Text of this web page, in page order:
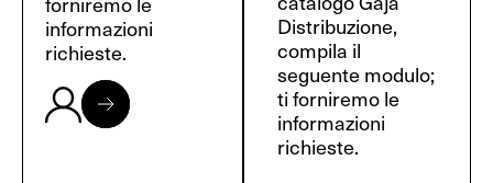
informazioni
richieste.
Distribuzione,
compila il
seguente modulo;
ti forniremo le
informazioni
richieste.